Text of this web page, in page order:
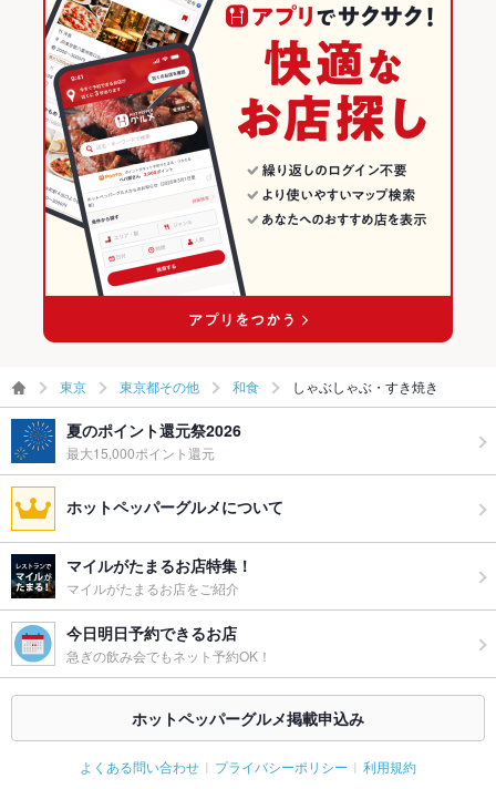
東京 東京都その他 和食 しゃぶしゃぶ・すき焼き
夏のポイント還元祭2026
最大15,000ポイント還元
ホットペッパーグルメについて
マイルがたまるお店特集！
マイルがたまるお店をご紹介
今日明日予約できるお店
急ぎの飲み会でもネット予約OK！
ホットペッパーグルメ掲載申込み
よくある問い合わせ プライバシーポリシー 利用規約